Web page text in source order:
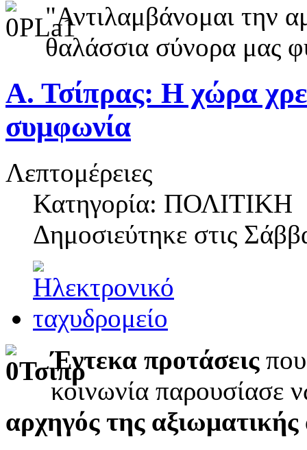
"Αντιλαμβάνομαι την
θαλάσσια σύνορα μας
Α. Τσίπρας: Η χώρα
συμφωνία
Λεπτομέρειες
Κατηγορία: ΠΟΛΙΤΙΚΗ
Δημοσιεύτηκε στις
Έντεκα προτάσεις
κοινωνία παρουσίασε
αρχηγός της